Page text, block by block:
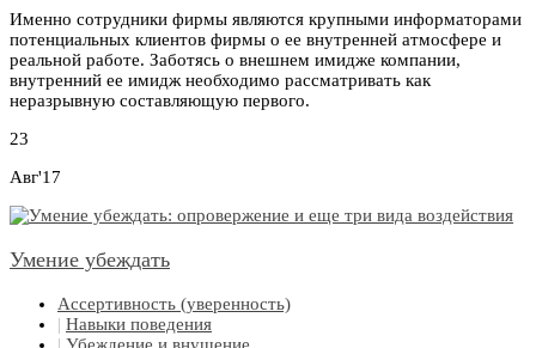
Именно сотрудники фирмы являются крупными информаторами
потенциальных клиентов фирмы о ее внутренней атмосфере и
реальной работе. Заботясь о внешнем имидже компании,
внутренний ее имидж необходимо рассматривать как
неразрывную составляющую первого.
23
Авг'17
Умение убеждать
Ассертивность (уверенность)
| Навыки поведения